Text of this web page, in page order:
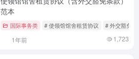
范本
国际事务类 # 使领馆馆舍租赁协议 # 外交豁免条
1年前 1,723